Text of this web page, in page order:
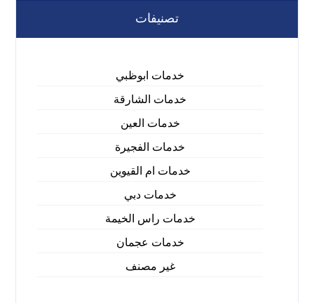
تصنيفات
خدمات ابوظبي
خدمات الشارقة
خدمات العين
خدمات الفجيرة
خدمات ام القيوين
خدمات دبي
خدمات راس الخيمة
خدمات عجمان
غير مصنف